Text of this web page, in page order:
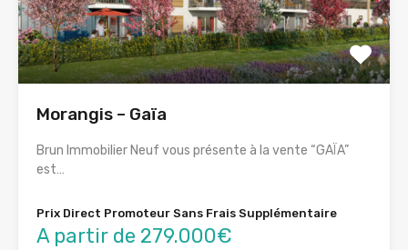
Morangis – Gaïa
Brun Immobilier Neuf vous présente à la vente “GAÏA”
est…
Prix Direct Promoteur Sans Frais Supplémentaire
A partir de 279.000€